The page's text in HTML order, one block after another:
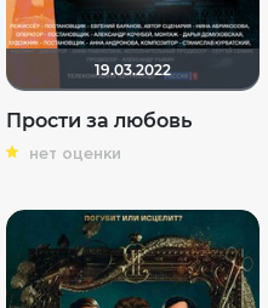
19.03.2022
Прости за любовь
нет оценки